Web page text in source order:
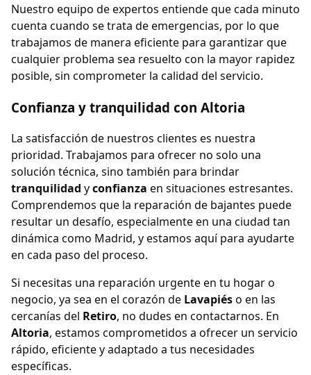
Nuestro equipo de expertos entiende que cada minuto
cuenta cuando se trata de emergencias, por lo que
trabajamos de manera eficiente para garantizar que
cualquier problema sea resuelto con la mayor rapidez
posible, sin comprometer la calidad del servicio.
Confianza y tranquilidad con Altoria
La satisfacción de nuestros clientes es nuestra
prioridad. Trabajamos para ofrecer no solo una
solución técnica, sino también para brindar
tranquilidad yconfianza en situaciones estresantes.
Comprendemos que la reparación de bajantes puede
resultar un desafío, especialmente en una ciudad tan
dinámica como Madrid, y estamos aquí para ayudarte
en cada paso del proceso.
Si necesitas una reparación urgente en tu hogar o
negocio, ya sea en el corazón de Lavapiéso en las
cercanías del Retiro, no dudes en contactarnos. En
Altoria, estamos comprometidos a ofrecer un servicio
rápido, eficiente y adaptado a tus necesidades
específicas.